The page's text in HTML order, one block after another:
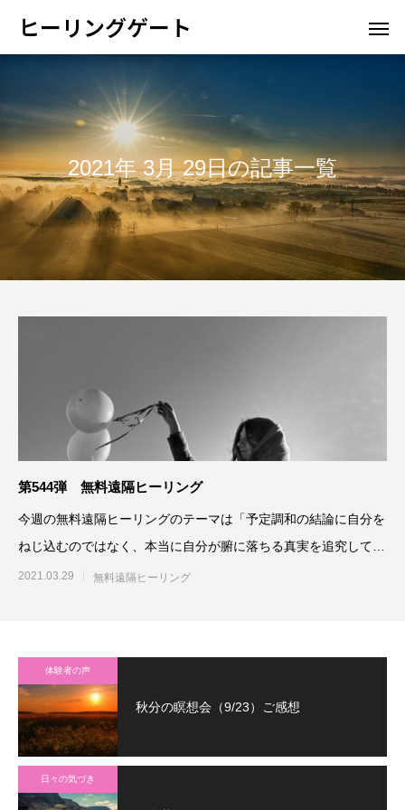
ヒーリングゲート
2021年 3月 29日の記事一覧
第544弾 無料遠隔ヒーリング
今週の無料遠隔ヒーリングのテーマは「予定調和の結論に自分を
ねじ込むのではなく、本当に自分が腑に落ちる真実を追究してい
くよう最高最善に働きかけ
2021.03.29 無料遠隔ヒーリング
体験者の声
秋分の瞑想会（9/23）ご感想
日々の気づき